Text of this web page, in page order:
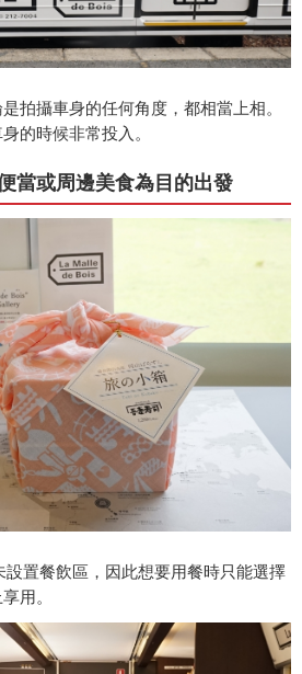
拍攝車身的任何角度，都相當上相。
的時候非常投入。
當或周邊美食為目的出發
設置餐飲區，因此想要用餐時只能選擇
用。